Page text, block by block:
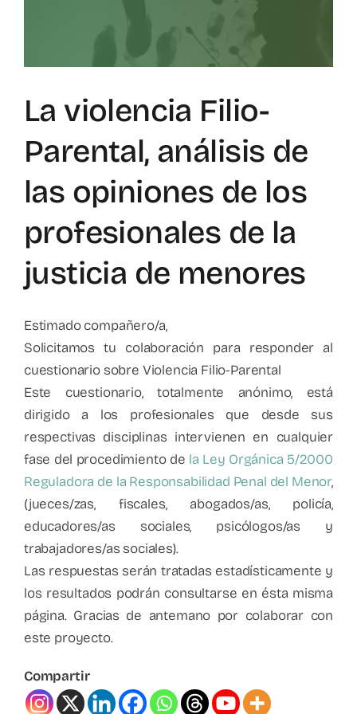
Observatorio VFP
Contacto
La violencia Filio-
Parental, análisis de
las opiniones de los
profesionales de la
justicia de menores
Estimado compañero/a,
Solicitamos tu colaboración para responder al
cuestionario sobre Violencia Filio-Parental
Este cuestionario, totalmente anónimo, está
dirigido a los profesionales que desde sus
respectivas disciplinas intervienen en cualquier
fase del procedimiento de la Ley Orgánica 5/2000
Reguladora de la Responsabilidad Penal del Menor,
(jueces/zas, fiscales, abogados/as, policía,
educadores/as sociales, psicólogos/as y
trabajadores/as sociales).
Las respuestas serán tratadas estadísticamente y
los resultados podrán consultarse en ésta misma
página. Gracias de antemano por colaborar con
este proyecto.
Compartir